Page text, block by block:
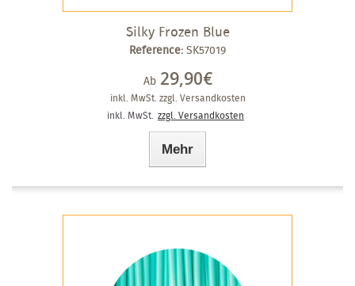
Silky Frozen Blue
Reference: SK57019
Ab 29,90€
inkl. MwSt. zzgl. Versandkosten
inkl. MwSt. zzgl. Versandkosten
Mehr